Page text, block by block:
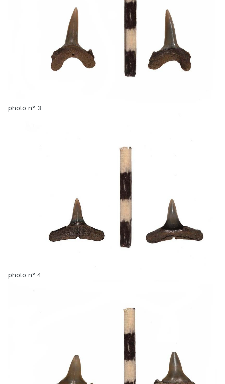
photo n° 3
photo n° 4